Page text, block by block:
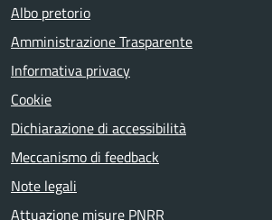
Albo pretorio
Amministrazione Trasparente
Informativa privacy
Cookie
Dichiarazione di accessibilità
Meccanismo di feedback
Note legali
Attuazione misure PNRR